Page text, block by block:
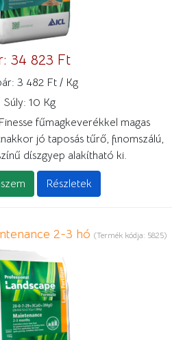
34 823 Ft
3 482 Ft / Kg
Súly: 10 Kg
fűmagkeverékkel magas
jó taposás tűrő, finomszálú,
díszgyep alakítható ki.
Részletek
2-3 hó (Termék kódja: 5825)